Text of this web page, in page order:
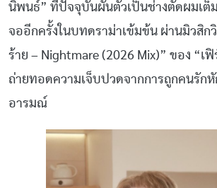
นิพนธ์” ที่ปัจจุบันผันตัวเป็นช่างตัดผมเต็
จออีกครั้งในบทดราม่าเข้มข้น ผ่านมิวสิก
ร้าย – Nightmare (2026 Mix)” ของ “เ
ถ่ายทอดความเจ็บปวดจากการถูกคนรักหั
อารมณ์